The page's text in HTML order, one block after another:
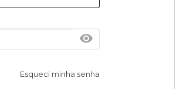
Esqueci minha senha